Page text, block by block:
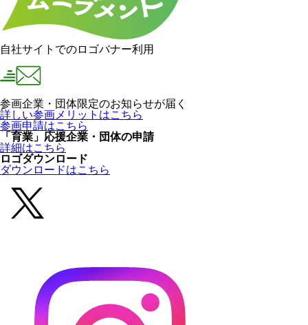
自社サイトでのロゴバナー利用
参画企業・団体限定のお知らせが届く
詳しい参画メリットはこちら
参画申請はこちら
「育業」応援企業・団体の申請
詳細はこちら
ロゴダウンロード
ダウンロードはこちら